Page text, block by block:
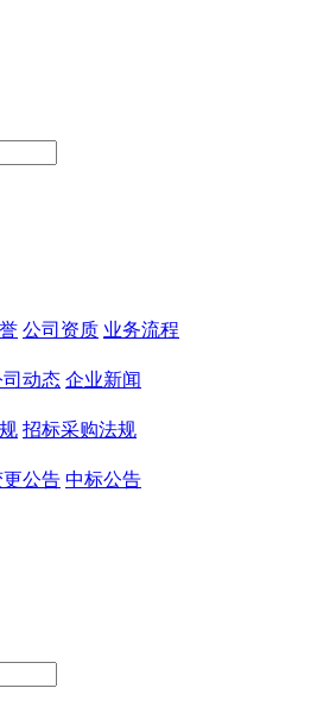
公司资质 业务流程
司动态 企业新闻
招标采购法规
更公告 中标公告